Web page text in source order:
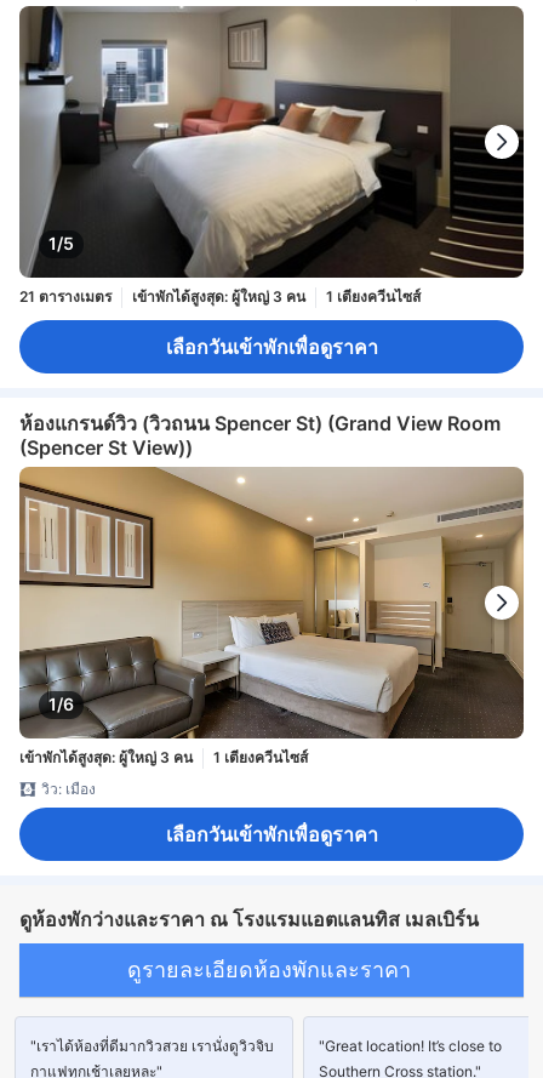
1/5
21 ตารางเมตร เข้าพักได้สูงสุด: ผู้ใหญ่ 3 คน 1 เตียงควีนไซส์
เลือกวันเข้าพักเพื่อดูราคา
ห้องแกรนด์วิว (วิวถนน Spencer St) (Grand View Room
(Spencer St View))
1/6
เข้าพักได้สูงสุด: ผู้ใหญ่ 3 คน
1 เตียงควีนไซส์
วิว: เมือง
เลือกวันเข้าพักเพื่อดูราคา
ดูห้องพักว่างและราคา ณ โรงแรมแอตแลนทิส เมลเบิร์น
ดูรายละเอียดห้องพักและราคา
"เราได้ห้องที่ดีมากวิวสวย เรานั่งดูวิวจิบ
กาแฟทุกเช้าเลยหละ"
"Great location! It’s close to
Southern Cross station."